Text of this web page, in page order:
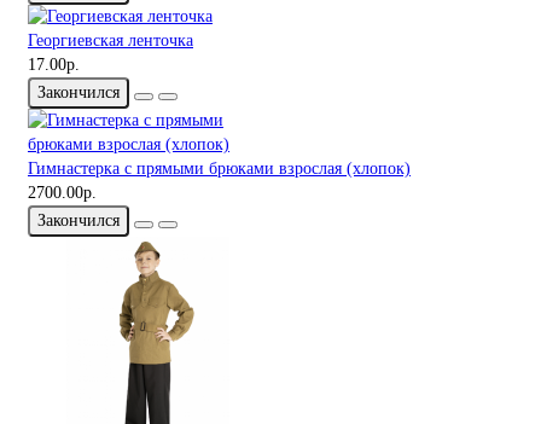
Георгиевская ленточка
17.00р.
Закончился
Гимнастерка с прямыми брюками взрослая (хлопок)
2700.00р.
Закончился